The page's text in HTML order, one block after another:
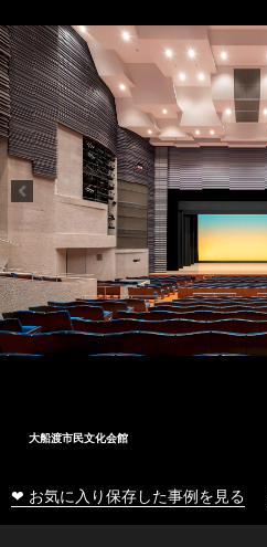
大船渡市民文化会館
❤ お気に入り保存した事例を見る